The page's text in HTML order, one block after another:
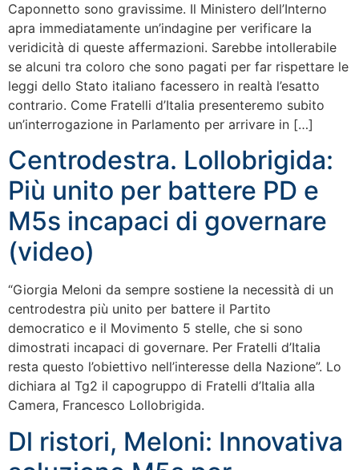
Caponnetto sono gravissime. Il Ministero dell’Interno
apra immediatamente un’indagine per verificare la
veridicità di queste affermazioni. Sarebbe intollerabile
se alcuni tra coloro che sono pagati per far rispettare le
leggi dello Stato italiano facessero in realtà l’esatto
contrario. Come Fratelli d’Italia presenteremo subito
un’interrogazione in Parlamento per arrivare in […]
Centrodestra. Lollobrigida:
Più unito per battere PD e
M5s incapaci di governare
(video)
“Giorgia Meloni da sempre sostiene la necessità di un
centrodestra più unito per battere il Partito
democratico e il Movimento 5 stelle, che si sono
dimostrati incapaci di governare. Per Fratelli d’Italia
resta questo l’obiettivo nell’interesse della Nazione”. Lo
dichiara al Tg2 il capogruppo di Fratelli d’Italia alla
Camera, Francesco Lollobrigida.
Dl ristori, Meloni: Innovativa